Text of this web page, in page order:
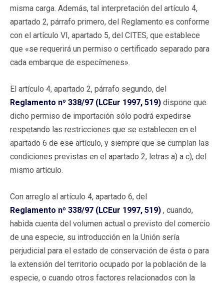
misma carga. Además, tal interpretación del artículo 4,
apartado 2, párrafo primero, del Reglamento es conforme
con el artículo VI, apartado 5, del CITES, que establece
que «se requerirá un permiso o certificado separado para
cada embarque de especímenes».
El artículo 4, apartado 2, párrafo segundo, del
Reglamento nº 338/97 (LCEur 1997, 519) dispone que
dicho permiso de importación sólo podrá expedirse
respetando las restricciones que se establecen en el
apartado 6 de ese artículo, y siempre que se cumplan las
condiciones previstas en el apartado 2, letras a) a c), del
mismo artículo.
Con arreglo al artículo 4, apartado 6, del
Reglamento nº 338/97 (LCEur 1997, 519) , cuando,
habida cuenta del volumen actual o previsto del comercio
de una especie, su introducción en la Unión sería
perjudicial para el estado de conservación de ésta o para
la extensión del territorio ocupado por la población de la
especie, o cuando otros factores relacionados con la